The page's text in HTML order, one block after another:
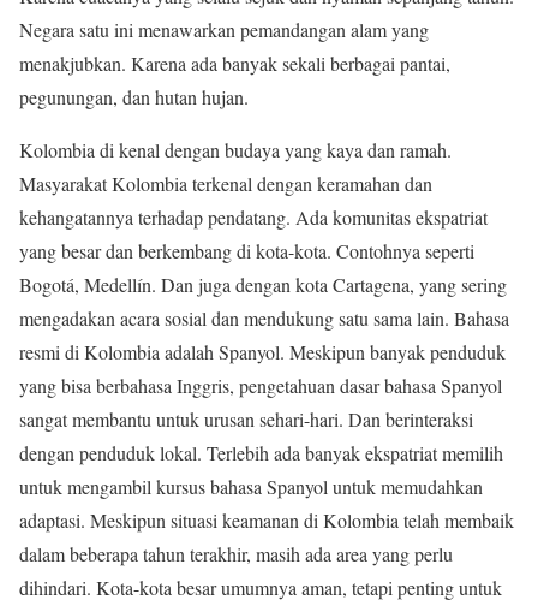
Negara satu ini menawarkan pemandangan alam yang
menakjubkan. Karena ada banyak sekali berbagai pantai,
pegunungan, dan hutan hujan.
Kolombia di kenal dengan budaya yang kaya dan ramah.
Masyarakat Kolombia terkenal dengan keramahan dan
kehangatannya terhadap pendatang. Ada komunitas ekspatriat
yang besar dan berkembang di kota-kota. Contohnya seperti
Bogotá, Medellín. Dan juga dengan kota Cartagena, yang sering
mengadakan acara sosial dan mendukung satu sama lain. Bahasa
resmi di Kolombia adalah Spanyol. Meskipun banyak penduduk
yang bisa berbahasa Inggris, pengetahuan dasar bahasa Spanyol
sangat membantu untuk urusan sehari-hari. Dan berinteraksi
dengan penduduk lokal. Terlebih ada banyak ekspatriat memilih
untuk mengambil kursus bahasa Spanyol untuk memudahkan
adaptasi. Meskipun situasi keamanan di Kolombia telah membaik
dalam beberapa tahun terakhir, masih ada area yang perlu
dihindari. Kota-kota besar umumnya aman, tetapi penting untuk